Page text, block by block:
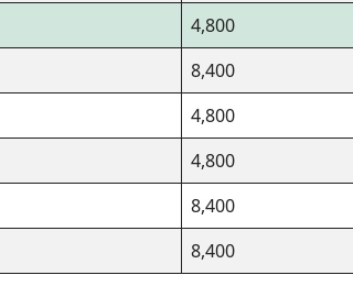
4,800
8,400
4,800
4,800
8,400
8,400